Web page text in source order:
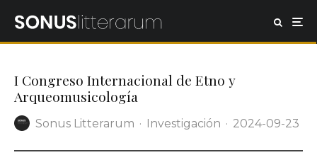
I Congreso Internacional de Etno y
Arqueomusicología
Sonus Litterarum · Investigación · 2024-09-23